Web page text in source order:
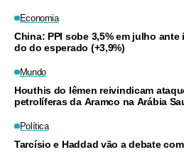
Economia
China: PPI sobe 3,5% em julho
do do esperado (+3,9%)
Mundo
Houthis do Iêmen reivindicam
petrolíferas da Aramco na Arábia
Política
Tarcísio e Haddad vão a debate